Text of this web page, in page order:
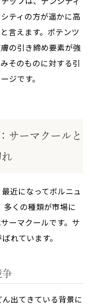
ティの方が遥かに高
言えます。ポテンツ
の引き締め要素が強
そのものに対する引
ジです。
サーマクールと
近になってボルニュ
多くの種類が市場に
ーマクールです。サ
れています。
争
出てきている背景に